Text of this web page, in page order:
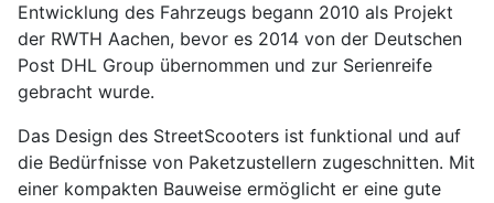
Entwicklung des Fahrzeugs begann 2010 als Projekt
der RWTH Aachen, bevor es 2014 von der Deutschen
Post DHL Group übernommen und zur Serienreife
gebracht wurde.
Das Design des StreetScooters ist funktional und auf
die Bedürfnisse von Paketzustellern zugeschnitten. Mit
einer kompakten Bauweise ermöglicht er eine gute